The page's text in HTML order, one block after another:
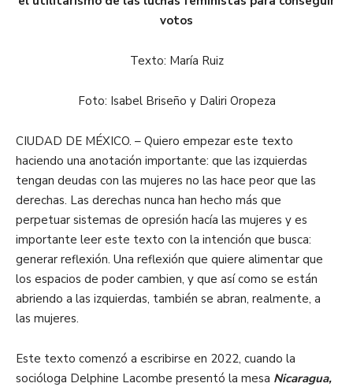
votos
Texto: María Ruiz
Foto: Isabel Briseño y Daliri Oropeza
CIUDAD DE MÉXICO. – Quiero empezar este texto
haciendo una anotación importante: que las izquierdas
tengan deudas con las mujeres no las hace peor que las
derechas. Las derechas nunca han hecho más que
perpetuar sistemas de opresión hacía las mujeres y es
importante leer este texto con la intención que busca:
generar reflexión. Una reflexión que quiere alimentar que
los espacios de poder cambien, y que así como se están
abriendo a las izquierdas, también se abran, realmente, a
las mujeres.
Este texto comenzó a escribirse en 2022, cuando la
socióloga Delphine Lacombe presentó la mesa Nicaragua,